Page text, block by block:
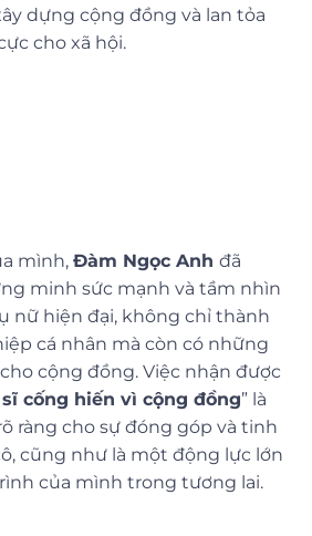
dựng cộng đồng và lan tỏa
cho xã hội.
mình, Đàm Ngọc Anh đã
minh sức mạnh và tầm nhìn
nữ hiện đại, không chỉ thành
cá nhân mà còn có những
cộng đồng. Việc nhận được
cống hiến vì cộng đồng” là
ràng cho sự đóng góp và tinh
cũng như là một động lực lớn
của mình trong tương lai.